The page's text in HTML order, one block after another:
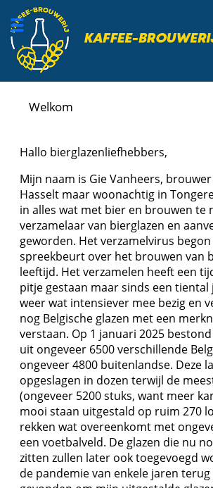
Welkom
Hallo bierglazenliefhebbers,
Mijn naam is Gie Vanheers,
Hasselt maar woonachtig in
in alles wat met bier en brouwen te
verzamelaar van bierglazen en
geworden. Het verzamelvirus
spreekbeurt over het brouwen van
leeftijd. Het verzamelen heeft een
pitje gestaan maar sinds een tiental
weer wat intensiever mee bezig en
nog Belgische glazen met een
verstaan. Op 1 januari 2025
uit ongeveer 6500 verschillende
ongeveer 4800 buitenlandse. Deze
opgeslagen in dozen terwijl de
(ongeveer 5200 stuks, want meer
mooi staan uitgestald op ruim 270
rekken wat overeenkomt met
een voetbalveld. De glazen die nu
zitten zullen later ook toegevoegd
de pandemie van enkele jaren